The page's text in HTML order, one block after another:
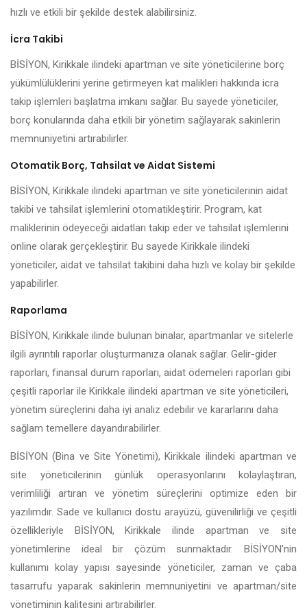
hızlı ve etkili bir şekilde destek alabilirsiniz.
İcra Takibi
BİSİYON, Kirikkale ilindeki apartman ve site yöneticilerine borç
yükümlülüklerini yerine getirmeyen kat malikleri hakkında icra
takip işlemleri başlatma imkanı sağlar. Bu sayede yöneticiler,
borç konularında daha etkili bir yönetim sağlayarak sakinlerin
memnuniyetini artırabilirler.
Otomatik Borç, Tahsilat ve Aidat Sistemi
BİSİYON, Kirikkale ilindeki apartman ve site yöneticilerinin aidat
takibi ve tahsilat işlemlerini otomatikleştirir. Program, kat
maliklerinin ödeyeceği aidatları takip eder ve tahsilat işlemlerini
online olarak gerçekleştirir. Bu sayede Kirikkale ilindeki
yöneticiler, aidat ve tahsilat takibini daha hızlı ve kolay bir şekilde
yapabilirler.
Raporlama
BİSİYON, Kirikkale ilinde bulunan binalar, apartmanlar ve sitelerle
ilgili ayrıntılı raporlar oluşturmanıza olanak sağlar. Gelir-gider
raporları, finansal durum raporları, aidat ödemeleri raporları gibi
çeşitli raporlar ile Kirikkale ilindeki apartman ve site yöneticileri,
yönetim süreçlerini daha iyi analiz edebilir ve kararlarını daha
sağlam temellere dayandırabilirler.
BİSİYON (Bina ve Site Yönetimi), Kirikkale ilindeki apartman ve
site yöneticilerinin günlük operasyonlarını kolaylaştıran,
verimliliği artıran ve yönetim süreçlerini optimize eden bir
yazılımdır. Sade ve kullanıcı dostu arayüzü, güvenilirliği ve çeşitli
özellikleriyle BİSİYON, Kirikkale ilinde apartman ve site
yönetimlerine ideal bir çözüm sunmaktadır. BİSİYON'nin
kullanımı kolay yapısı sayesinde yöneticiler, zaman ve çaba
tasarrufu yaparak sakinlerin memnuniyetini ve apartman/site
yönetiminin kalitesini artırabilirler.